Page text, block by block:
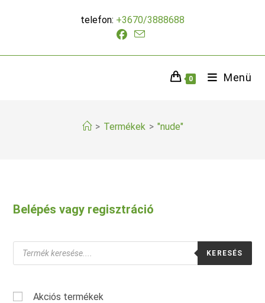
telefon: +3670/3888688
0 Menü
> Termékek > "nude"
Belépés vagy regisztráció
Products
search
KERESÉS
Akciós termékek